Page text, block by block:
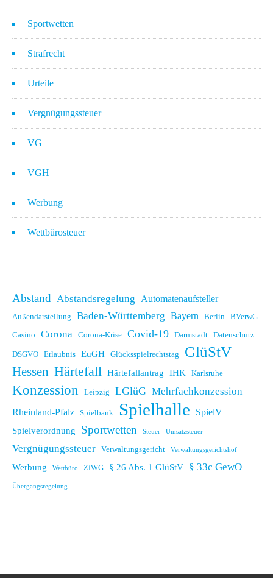
Sportwetten
Strafrecht
Urteile
Vergnügungssteuer
VG
VGH
Werbung
Wettbürosteuer
Abstand Abstandsregelung Automatenaufsteller
Außendarstellung Baden-Württemberg Bayern Berlin BVerwG
Casino Corona Corona-Krise Covid-19 Darmstadt Datenschutz
DSGVO Erlaubnis EuGH Glücksspielrechtstag GlüStV
Hessen Härtefall Härtefallantrag IHK Karlsruhe
Konzession Leipzig LGlüG Mehrfachkonzession
Rheinland-Pfalz Spielbank Spielhalle SpielV
Spielverordnung Sportwetten Steuer Umsatzsteuer
Vergnügungssteuer Verwaltungsgericht Verwaltungsgerichtshof
Werbung Wettbüro ZfWG § 26 Abs. 1 GlüStV § 33c GewO
Übergangsregelung